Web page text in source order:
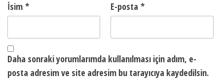
İsim * E-posta *
Daha sonraki yorumlarımda kullanılması için adım, e-
posta adresim ve site adresim bu tarayıcıya kaydedilsin.